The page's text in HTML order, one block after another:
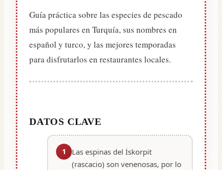
Guía práctica sobre las especies de pescado
más populares en Turquía, sus nombres en
español y turco, y las mejores temporadas
para disfrutarlos en restaurantes locales.
DATOS CLAVE
1
Las espinas del İskorpit
(rascacio) son venenosas, por lo